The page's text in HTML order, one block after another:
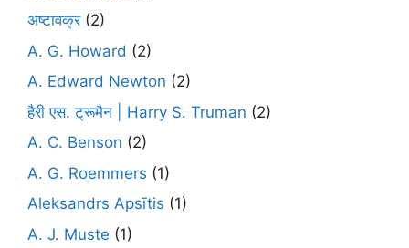
अष्टावक्र(2)
A. G. Howard (2)
A. Edward Newton (2)
हैरी एस. ट्रूमैन | Harry S. Truman (2)
A. C. Benson (2)
A. G. Roemmers (1)
Aleksandrs Apsītis (1)
A. J. Muste (1)